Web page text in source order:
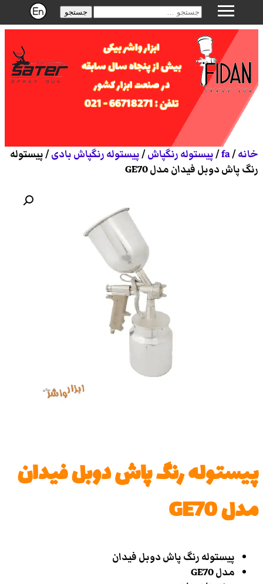
جستجو
ابزار واشر بیکی
بیش از پنجاه سال سابقه
در صنعت ابزار کشور
تلفن : 66718271 - 021
خانه/
fa
/پیستوله رنگپاش/پیستوله رنگپاش بادی/ پیستوله
رنگ پاش دوبل فیدان مدل GE70
پیستوله رنگ پاش دوبل فیدان
مدل GE70
پیستوله رنگ پاش دوبل فیدان
مدل GE70